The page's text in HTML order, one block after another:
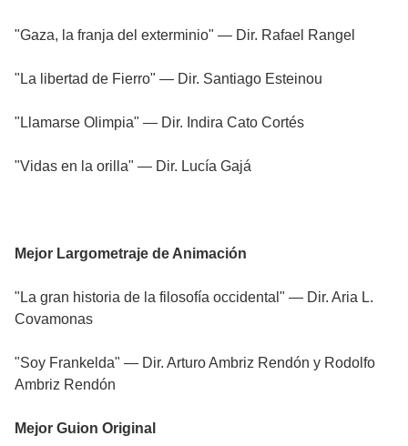
"Gaza, la franja del exterminio" — Dir. Rafael Rangel
"La libertad de Fierro" — Dir. Santiago Esteinou
"Llamarse Olimpia" — Dir. Indira Cato Cortés
"Vidas en la orilla" — Dir. Lucía Gajá
Mejor Largometraje de Animación
"La gran historia de la filosofía occidental" — Dir. Aria L.
Covamonas
"Soy Frankelda" — Dir. Arturo Ambriz Rendón y Rodolfo
Ambriz Rendón
Mejor Guion Original